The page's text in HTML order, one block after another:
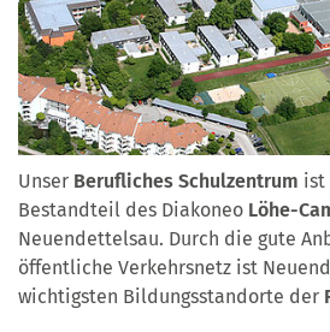
Unser Berufliches Schulzentrum ist
Bestandteil des Diakoneo Löhe-
Neuendettelsau. Durch die gute
öffentliche Verkehrsnetz ist
wichtigsten Bildungsstandorte der